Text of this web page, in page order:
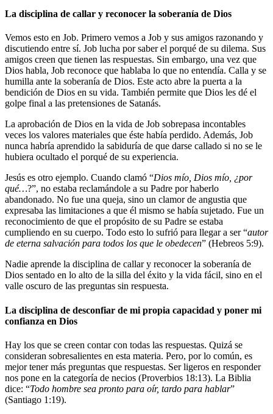
La disciplina de callar y reconocer la soberanía de Dios
Vemos esto en Job. Primero vemos a Job y sus amigos razonando y
discutiendo entre sí. Job lucha por saber el porqué de su dilema. Sus
amigos creen que tienen las respuestas. Sin embargo, una vez que
Dios habla, Job reconoce que hablaba lo que no entendía. Calla y se
humilla ante la soberanía de Dios. Este acto abre la puerta a la
bendición de Dios en su vida. También permite que Dios les dé el
golpe final a las pretensiones de Satanás.
La aprobación de Dios en la vida de Job sobrepasa incontables
veces los valores materiales que éste había perdido. Además, Job
nunca habría aprendido la sabiduría de que darse callado si no se le
hubiera ocultado el porqué de su experiencia.
Jesús es otro ejemplo. Cuando clamó “Dios mío, Dios mío, ¿por
qué…?”, no estaba reclamándole a su Padre por haberlo
abandonado. No fue una queja, sino un clamor de angustia que
expresaba las limitaciones a que él mismo se había sujetado. Fue un
reconocimiento de que el propósito de su Padre se estaba
cumpliendo en su cuerpo. Todo esto lo sufrió para llegar a ser “autor
de eterna salvación para todos los que le obedecen” (Hebreos 5:9).
Nadie aprende la disciplina de callar y reconocer la soberanía de
Dios sentado en lo alto de la silla del éxito y la vida fácil, sino en el
valle oscuro de las preguntas sin respuesta.
La disciplina de desconfiar de mi propia capacidad y poner mi
confianza en Dios
Hay los que se creen contar con todas las respuestas. Quizá se
consideran sobresalientes en esta materia. Pero, por lo común, es
mejor tener más preguntas que respuestas. Ser ligeros en responder
nos pone en la categoría de necios (Proverbios 18:13). La Biblia
dice: “Todo hombre sea pronto para oír, tardo para hablar”
(Santiago 1:19).